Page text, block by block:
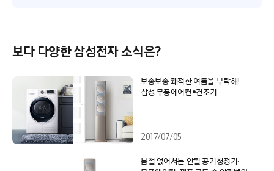
보다 다양한 삼성전자 소식은?
보송보송 쾌적한 여름을 부탁해!
삼성 무풍에어컨•건조기
2017/07/05
봄철 없어서는 안될 공기청정기·